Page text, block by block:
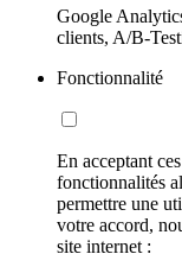
Google
clients, A/B-
Fonctionnalité
En acceptant
fonctionnalités
permettre une
votre accord,
site internet :